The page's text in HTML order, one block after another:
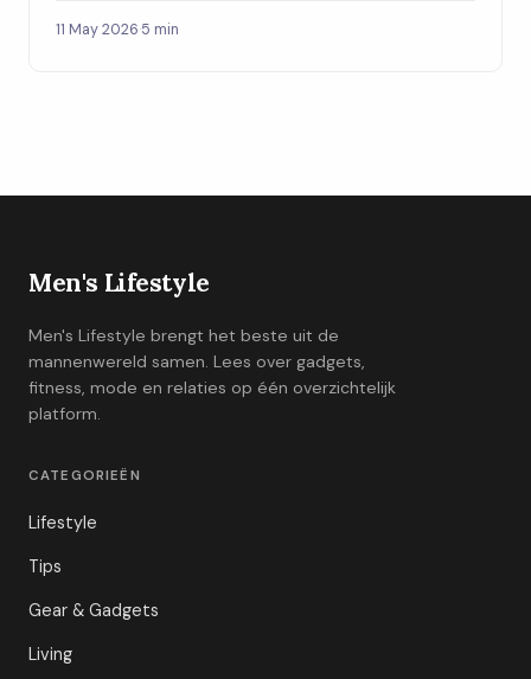
11 May 2026·5 min
Men's Lifestyle
Men's Lifestyle brengt het beste uit de
mannenwereld samen. Lees over gadgets,
fitness, mode en relaties op één overzichtelijk
platform.
CATEGORIEËN
Lifestyle
Tips
Gear & Gadgets
Living